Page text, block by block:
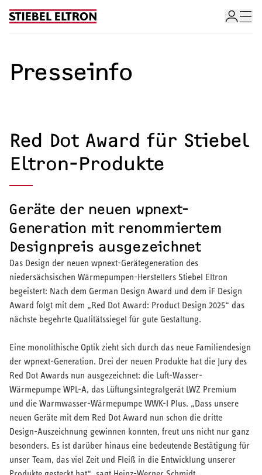
Über STIEBEL ELTRON
Karriere
Presse
Verbandsarbeit
Brandbox
Compliance
Presseinfo
Red Dot Award für Stiebel
Eltron-Produkte
Geräte der neuen wpnext-
Generation mit renommiertem
Designpreis ausgezeichnet
Das Design der neuen wpnext-Gerätegeneration des
niedersächsischen Wärmepumpen-Herstellers Stiebel Eltron
begeistert: Nach dem German Design Award und dem iF Design
Award folgt mit dem „Red Dot Award: Product Design 2025“ das
nächste begehrte Qualitätssiegel für gute Gestaltung.
Eine monolithische Optik zieht sich durch das neue Familiendesign
der wpnext-Generation. Drei der neuen Produkte hat die Jury des
Red Dot Awards nun ausgezeichnet: die Luft-Wasser-
Wärmepumpe WPL-A, das Lüftungsintegralgerät LWZ Premium
und die Warmwasser-Wärmepumpe WWK-I Plus. „Dass unsere
neuen Geräte mit dem Red Dot Award nun schon die dritte
Design-Auszeichnung gewinnen konnten, freut uns nicht nur ganz
besonders. Es ist darüber hinaus eine bedeutende Bestätigung für
unser Team, das viel Zeit und Fleiß in die Entwicklung unserer